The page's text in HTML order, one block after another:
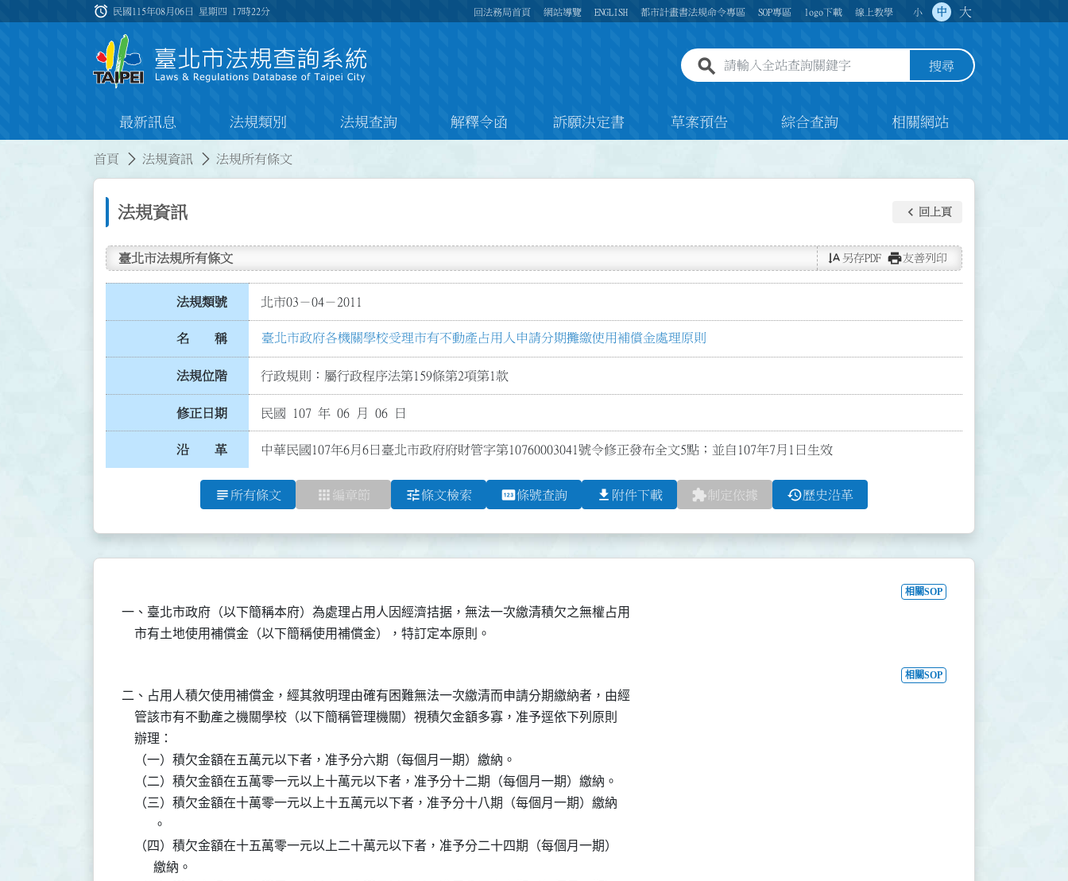
:::
alarm 民國115年08月06日 星期四 17時22分 回法務局首頁 網站導覽 ENGLISH 都市計畫書法規命令專區 SOP專區 logo下載 線上教學 小 中 大
全站查詢關鍵字欄位 搜尋
最新訊息 法規類別 法規查詢 解釋令函 訴願決定書 草案預告 綜合查詢 相關網站
首頁 法規資訊 法規所有條文
法規資訊 keyboard_arrow_left 回上頁
臺北市法規所有條文 text_rotate_vertical 另存PDF print友善列印
法規類號 北市03－04－2011
名 稱 臺北市政府各機關學校受理市有不動產占用人申請分期攤繳使用補償金處理原則
法規位階 行政規則：屬行政程序法第159條第2項第1款
修正日期 民國 107 年 06 月 06 日
沿 革 中華民國107年6月6日臺北市政府府財管字第10760003041號令修正發布全文5點；並自107年7月1日生效
subject 所有條文 apps 編章節 tune條文檢索 pin條號查詢 file_download 附件下載 extension制定依據 history歷史沿革
一、臺北市政府（以下簡稱本府）為處理占用人因經濟拮据，無法一次繳清積欠之無權占用
相關SOP
二、占用人積欠使用補償金，經其敘明理由確有困難無法一次繳清而申請分期繳納者，由經
    管該市有不動產之機關學校（以下簡稱管理機關）視積欠金額多寡，准予逕依下列原則
    辦理：
    （一）積欠金額在五萬元以下者，准予分六期（每個月一期）繳納。
    （二）積欠金額在五萬零一元以上十萬元以下者，准予分十二期（每個月一期）繳納。
    （三）積欠金額在十萬零一元以上十五萬元以下者，准予分十八期（每個月一期）繳納
          。
    （四）積欠金額在十五萬零一元以上二十萬元以下者，准予分二十四期（每個月一期）
          繳納。
相關SOP